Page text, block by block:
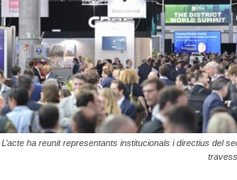
L’acte ha reunit representants institucionals i directius del